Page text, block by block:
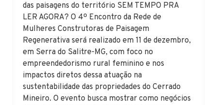
das paisagens do território SEM TEMPO PRA
LER AGORA? O 4º Encontro da Rede de
Mulheres Construtoras de Paisagem
Regenerativa será realizado em 11 de dezembro,
em Serra do Salitre-MG, com foco no
empreendedorismo rural feminino e nos
impactos diretos dessa atuação na
sustentabilidade das propriedades do Cerrado
Mineiro. O evento busca mostrar como negócios